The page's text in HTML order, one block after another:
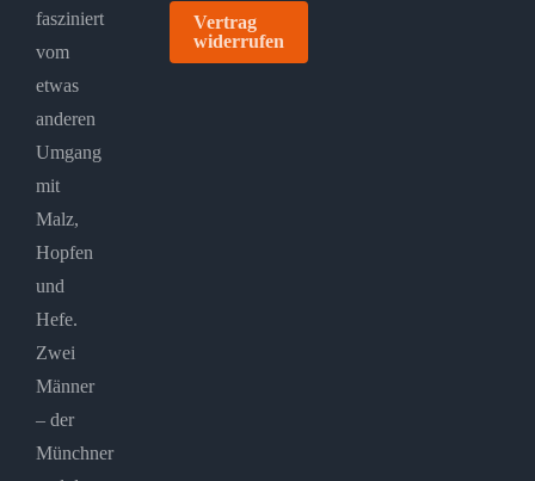
fasziniert
vom
etwas
anderen
Umgang
mit
Malz,
Hopfen
und
Hefe.
Zwei
Männer
– der
Münchner
Vertrag
widerrufen